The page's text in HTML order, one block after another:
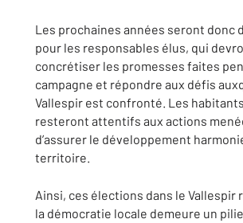
Les prochaines années seront donc
pour les responsables élus, qui
concrétiser les promesses faites
campagne et répondre aux défis
Vallespir est confronté. Les
resteront attentifs aux actions
d’assurer le développement
territoire.
Ainsi, ces élections dans le Vallespir
la démocratie locale demeure un